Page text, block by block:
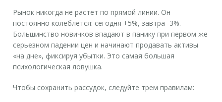
Рынок никогда не растет по прямой линии. Он
постоянно колеблется: сегодня +5%, завтра -3%.
Большинство новичков впадают в панику при первом же
серьезном падении цен и начинают продавать активы
«на дне», фиксируя убытки. Это самая большая
психологическая ловушка.
Чтобы сохранить рассудок, следуйте трем правилам: